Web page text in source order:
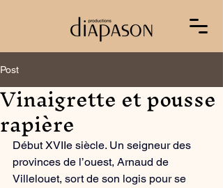
Post
Vinaigrette et pousse
rapière
Début XVIIe siècle. Un seigneur des
provinces de l’ouest, Arnaud de
Villelouet, sort de son logis pour se